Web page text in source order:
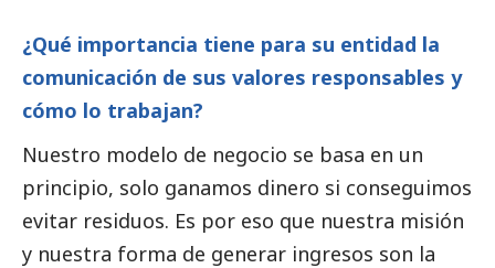
¿Qué importancia tiene para su entidad la
comunicación de sus valores responsables y
cómo lo trabajan?
Nuestro modelo de negocio se basa en un
principio, solo ganamos dinero si conseguimos
evitar residuos. Es por eso que nuestra misión
y nuestra forma de generar ingresos son la